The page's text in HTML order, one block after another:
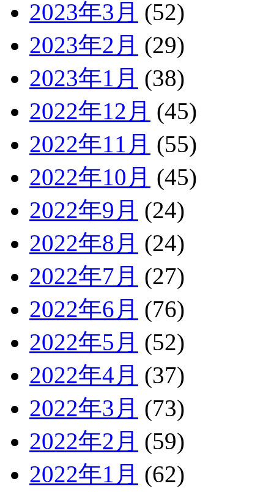
2023年3月 (52)
2023年2月 (29)
2023年1月 (38)
2022年12月 (45)
2022年11月 (55)
2022年10月 (45)
2022年9月 (24)
2022年8月 (24)
2022年7月 (27)
2022年6月 (76)
2022年5月 (52)
2022年4月 (37)
2022年3月 (73)
2022年2月 (59)
2022年1月 (62)